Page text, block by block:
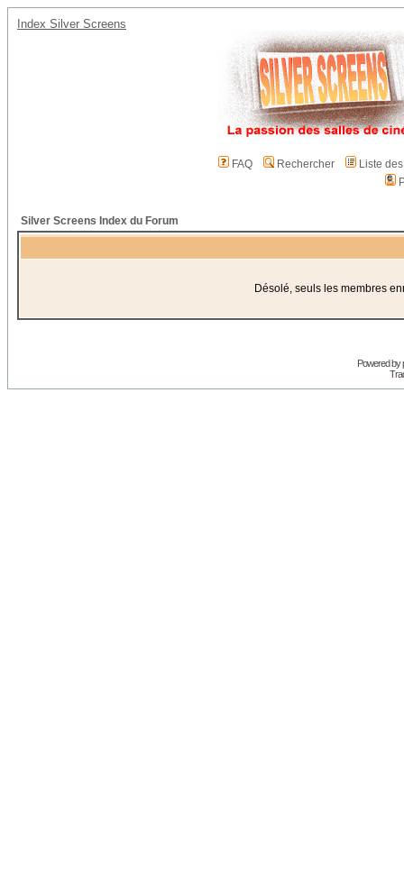
Index Silver Screens
FAQ Rechercher
Liste
Silver Screens Index du Forum
Désolé, seuls les membres
Powered by